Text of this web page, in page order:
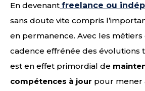
En devenant freelance ou
sans doute vite compris
en permanence. Avec les
cadence effrénée des évolutions
est en effet primordial de
compétences à jour pour mener